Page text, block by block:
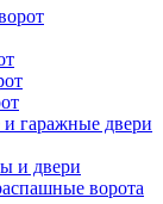
гаражные двери
и двери
ворота